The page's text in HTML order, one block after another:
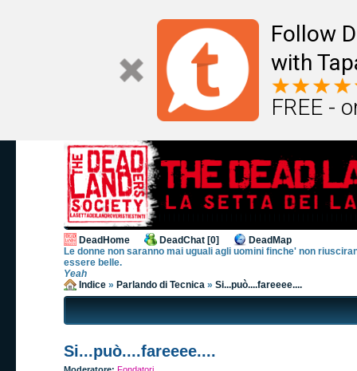
Follow
with
FREE -
DeadHome DeadChat [0]
DeadMap
Le donne non saranno mai uguali agli uomini finche' non
essere belle.
Yeah
Indice » Parlando di Tecnica » Si...può....fareeee....
Si...può....fareeee....